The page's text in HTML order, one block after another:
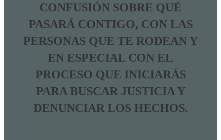
CONFUSIÓN SOBRE QUÉ
PASARÁ CONTIGO, CON LAS
PERSONAS QUE TE RODEAN Y
EN ESPECIAL CON EL
PROCESO QUE INICIARÁS
PARA BUSCAR JUSTICIA Y
DENUNCIAR LOS HECHOS.